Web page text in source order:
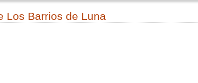
Los Barrios de Luna